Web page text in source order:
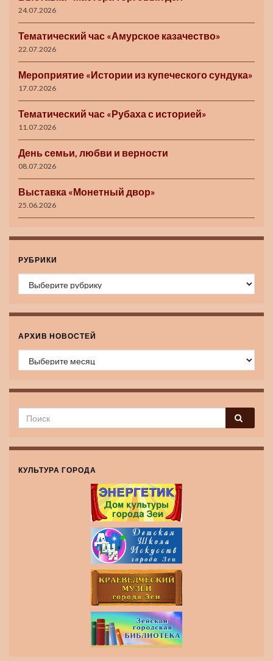
24.07.2026
Тематический час «Амурское казачество»
22.07.2026
Мероприятие «Истории из купеческого сундука»
17.07.2026
Тематический час «Рубаха с историей»
11.07.2026
День семьи, любви и верности
08.07.2026
Выставка «Монетный двор»
25.06.2026
РУБРИКИ
Рубрики
АРХИВ НОВОСТЕЙ
Архив новостей
КУЛЬТУРА ГОРОДА